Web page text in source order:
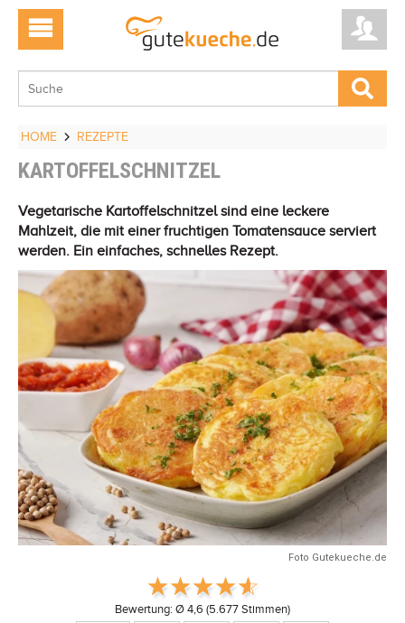
HOME REZEPTE
KARTOFFELSCHNITZEL
Vegetarische Kartoffelschnitzel sind eine leckere
Mahlzeit, die mit einer fruchtigen Tomatensauce serviert
werden. Ein einfaches, schnelles Rezept.
Foto Gutekueche.de
Bewertung: Ø 4,6 (5.677 Stimmen)